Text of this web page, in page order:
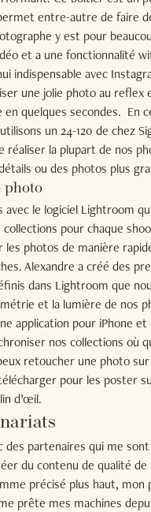
entre-autre de faire
y est pour
et a une fonctionnalité
indispensable avec
une jolie photo au reflex
en quelques secondes. En
un 24-120 de chez
réaliser la plupart de nos
ou des photos plus
photo
avec le logiciel Lightroom
collections pour chaque
photos de manière
Alexandre a créé des
dans Lightroom que
et la lumière de nos
application pour iPhone et
nos collections où
retoucher une photo
pour les poster
d’œil.
des partenaires qui me
du contenu de qualité de
précisé plus haut, mon
prête mes machines